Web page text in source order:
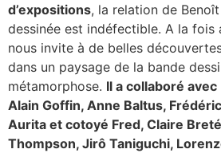
d’expositions, la relation de
dessinée est indéfectible. A la fois
nous invite à de belles
dans un paysage de la bande
métamorphose. Il a collaboré
Alain Goffin, Anne Baltus,
Aurita et cotoyé Fred, Claire
Thompson, Jirô Taniguchi,